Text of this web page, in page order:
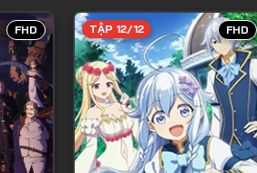
Tập 7
Tập 8
Tập 9
Tập 10
Tập 11
FHD FHD
TẬP 12/12